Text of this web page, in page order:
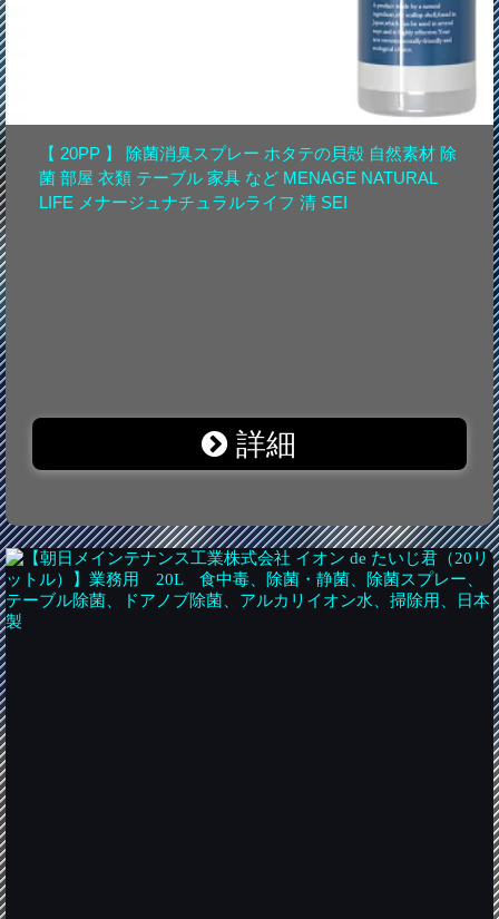
【 20PP 】 除菌消臭スプレー ホタテの貝殻 自然素材 除
菌 部屋 衣類 テーブル 家具 など MENAGE NATURAL
LIFE メナージュナチュラルライフ 清 SEI
詳細